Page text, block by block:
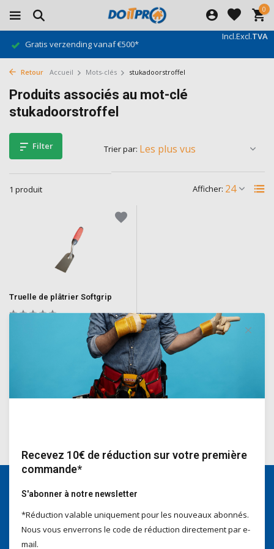
0
Incl.Excl.TVA
Gratis verzending vanaf €500*
Retour Accueil Mots-clés stukadoorstroffel
Produits associés au mot-clé
stukadoorstroffel
Filter
1 produit Afficher:
Trier par:
Truelle de plâtrier Softgrip
idéal pour les travaux plus fins de
plâtre, stuc, mortiers, etc.
Voor advies of vragen kan je
mailen naar info@doitpro.com
Recevez 10€ de réduction sur votre première
commande*
S'abonner à notre newsletter
*Réduction valable uniquement pour les nouveaux abonnés.
Nous vous enverrons le code de réduction directement par e-
mail.